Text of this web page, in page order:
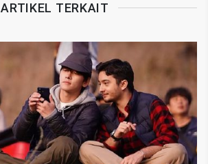
ARTIKEL TERKAIT